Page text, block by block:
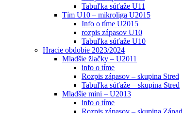
Tabuľka súťaže U11
Tím U10 – mikroliga U2015
Info o tíme U2015
rozpis zápasov U10
Tabuľka súťaže U10
Hracie obdobie 2023/2024
Mladšie žiačky – U2011
info o tíme
Rozpis zápasov – skupina Stred
Tabuľka súťaže – skupina Stred
Mladšie mini – U2013
info o tíme
Rozpis zápasov – skupina Západ